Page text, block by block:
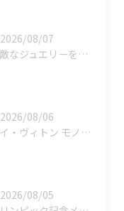
2026/08/07
素敵なジュエリーをたくさんお買取りさせていただきました✨
2026/08/06
ルイ・ヴィトン モノグラムバッグ2点をお買取させていただきました✨
2026/08/05